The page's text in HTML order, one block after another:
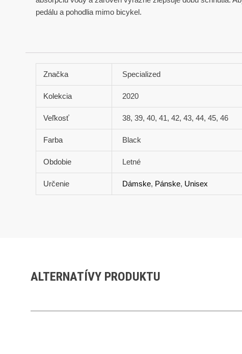
pedálu a pohodlia mimo bicykel.
Značka Specialized
Kolekcia 2020
Veľkosť 38, 39, 40, 41, 42, 43, 44, 45, 46
Farba Black
Obdobie Letné
Určenie Dámske, Pánske, Unisex
ALTERNATÍVY PRODUKTU